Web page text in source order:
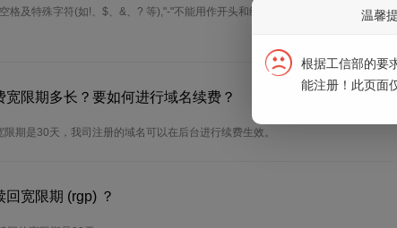
格及特殊字符(如!、$、&、? 等),"-"不能用作开头和结尾。注*中文域名实际是
宽限期多长？要如何进行域名续费？
限期是30天，我司注册的域名可以在后台进行续费生效。
回宽限期 (rgp) ？
温馨
根据工信部的要
能注册！此页面